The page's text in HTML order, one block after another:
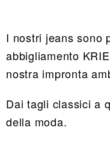
I nostri jeans sono
abbigliamento
nostra impronta
Dai tagli classici a
della moda.